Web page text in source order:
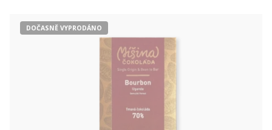
DOČASNĚ VYPRODÁNO